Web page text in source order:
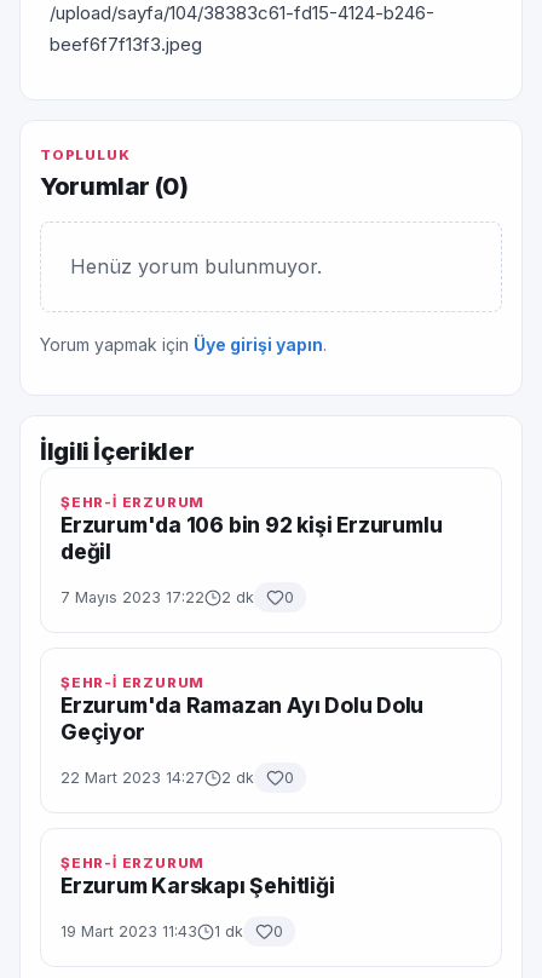
/upload/sayfa/104/38383c61-fd15-4124-b246-
beef6f7f13f3.jpeg
TOPLULUK
Yorumlar (0)
Henüz yorum bulunmuyor.
Yorum yapmak için Üye girişi yapın.
İlgili İçerikler
ŞEHR-İ ERZURUM
Erzurum'da 106 bin 92 kişi Erzurumlu
değil
7 Mayıs 2023 17:22 2 dk 0
ŞEHR-İ ERZURUM
Erzurum'da Ramazan Ayı Dolu Dolu
Geçiyor
22 Mart 2023 14:27 2 dk 0
ŞEHR-İ ERZURUM
Erzurum Karskapı Şehitliği
19 Mart 2023 11:43 1 dk 0